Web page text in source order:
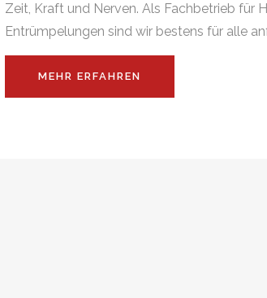
Zeit, Kraft und Nerven. Als Fachbetrieb für
Entrümpelungen sind wir bestens für alle
MEHR ERFAHREN